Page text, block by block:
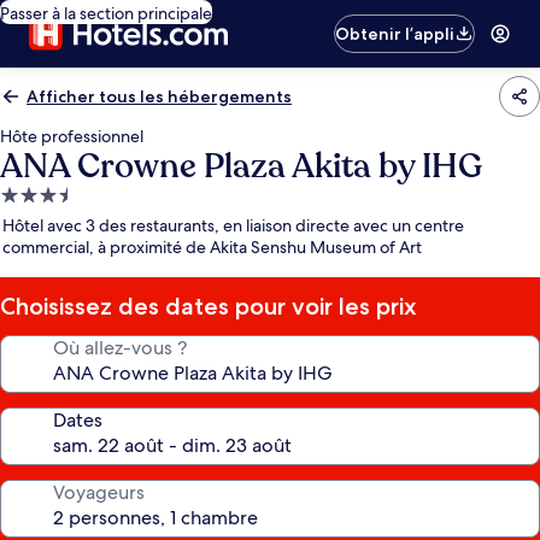
Passer à la section principale
Obtenir l’appli
Afficher tous les hébergements
Hôte professionnel
ANA Crowne Plaza Akita by IHG
Hébergement
3.5 étoiles
Hôtel avec 3 des restaurants, en liaison directe avec un centre
commercial, à proximité de Akita Senshu Museum of Art
Choisissez des dates pour voir les prix
Où allez-vous ?
Dates
Voyageurs